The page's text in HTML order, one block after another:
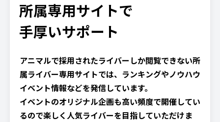
所属専用サイトで
手厚いサポート
アニマルで採用されたライバーしか閲覧できない所
属ライバー専用サイトでは、ランキングやノウハウ
イベント情報などを発信しています。
イベントのオリジナル企画も高い頻度で開催してい
るので楽しく人気ライバーを目指していただけま